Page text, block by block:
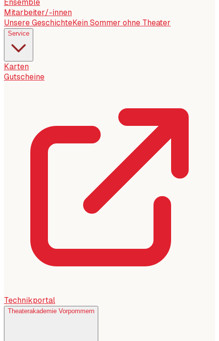
Ensemble
Mitarbeiter/-innen
Unsere GeschichteKein Sommer ohne Theater
Service
Karten
Gutscheine
Technikportal
Theaterakademie Vorpommern